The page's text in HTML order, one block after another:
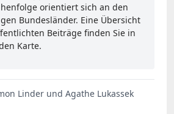
orientiert sich an den
Bundesländer. Eine Übersicht
Beiträge finden Sie in
Karte.
Linder und Agathe Lukassek